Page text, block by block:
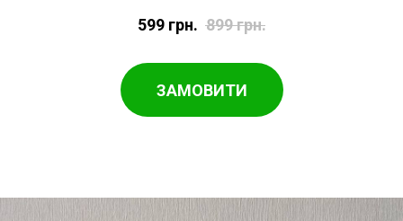
599 грн. 899грн.
ЗАМОВИТИ